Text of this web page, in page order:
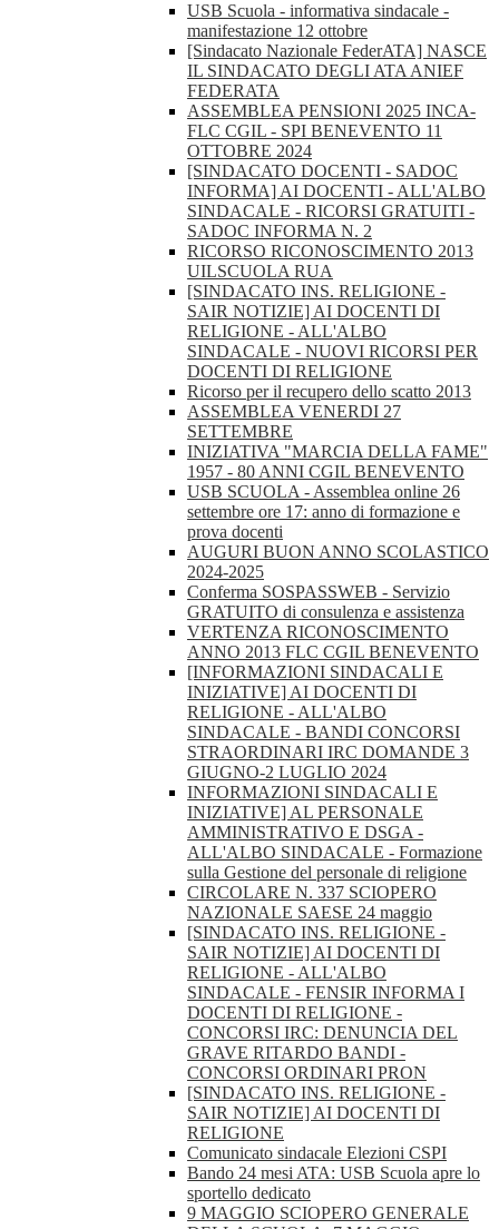
USB Scuola - informativa sindacale -
manifestazione 12 ottobre
[Sindacato Nazionale FederATA] NASCE
IL SINDACATO DEGLI ATA ANIEF
FEDERATA
ASSEMBLEA PENSIONI 2025 INCA-
FLC CGIL - SPI BENEVENTO 11
OTTOBRE 2024
[SINDACATO DOCENTI - SADOC
INFORMA] AI DOCENTI - ALL'ALBO
SINDACALE - RICORSI GRATUITI -
SADOC INFORMA N. 2
RICORSO RICONOSCIMENTO 2013
UILSCUOLA RUA
[SINDACATO INS. RELIGIONE -
SAIR NOTIZIE] AI DOCENTI DI
RELIGIONE - ALL'ALBO
SINDACALE - NUOVI RICORSI PER
DOCENTI DI RELIGIONE
Ricorso per il recupero dello scatto 2013
ASSEMBLEA VENERDI 27
SETTEMBRE
INIZIATIVA "MARCIA DELLA FAME"
1957 - 80 ANNI CGIL BENEVENTO
USB SCUOLA - Assemblea online 26
settembre ore 17: anno di formazione e
prova docenti
AUGURI BUON ANNO SCOLASTICO
2024-2025
Conferma SOSPASSWEB - Servizio
GRATUITO di consulenza e assistenza
VERTENZA RICONOSCIMENTO
ANNO 2013 FLC CGIL BENEVENTO
[INFORMAZIONI SINDACALI E
INIZIATIVE] AI DOCENTI DI
RELIGIONE - ALL'ALBO
SINDACALE - BANDI CONCORSI
STRAORDINARI IRC DOMANDE 3
GIUGNO-2 LUGLIO 2024
INFORMAZIONI SINDACALI E
INIZIATIVE] AL PERSONALE
AMMINISTRATIVO E DSGA -
ALL'ALBO SINDACALE - Formazione
sulla Gestione del personale di religione
CIRCOLARE N. 337 SCIOPERO
NAZIONALE SAESE 24 maggio
[SINDACATO INS. RELIGIONE -
SAIR NOTIZIE] AI DOCENTI DI
RELIGIONE - ALL'ALBO
SINDACALE - FENSIR INFORMA I
DOCENTI DI RELIGIONE -
CONCORSI IRC: DENUNCIA DEL
GRAVE RITARDO BANDI -
CONCORSI ORDINARI PRON
[SINDACATO INS. RELIGIONE -
SAIR NOTIZIE] AI DOCENTI DI
RELIGIONE
Comunicato sindacale Elezioni CSPI
Bando 24 mesi ATA: USB Scuola apre lo
sportello dedicato
9 MAGGIO SCIOPERO GENERALE